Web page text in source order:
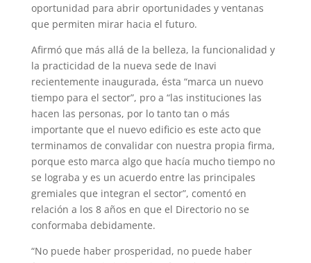
oportunidad para abrir oportunidades y ventanas
que permiten mirar hacia el futuro.
Afirmó que más allá de la belleza, la funcionalidad y
la practicidad de la nueva sede de Inavi
recientemente inaugurada, ésta “marca un nuevo
tiempo para el sector”, pro a “las instituciones las
hacen las personas, por lo tanto tan o más
importante que el nuevo edificio es este acto que
terminamos de convalidar con nuestra propia firma,
porque esto marca algo que hacía mucho tiempo no
se lograba y es un acuerdo entre las principales
gremiales que integran el sector”, comentó en
relación a los 8 años en que el Directorio no se
conformaba debidamente.
“No puede haber prosperidad, no puede haber